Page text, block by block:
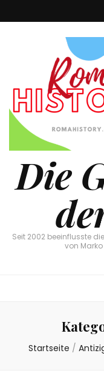
Die
Seit 2002 beeinflusste
von
Startseite /